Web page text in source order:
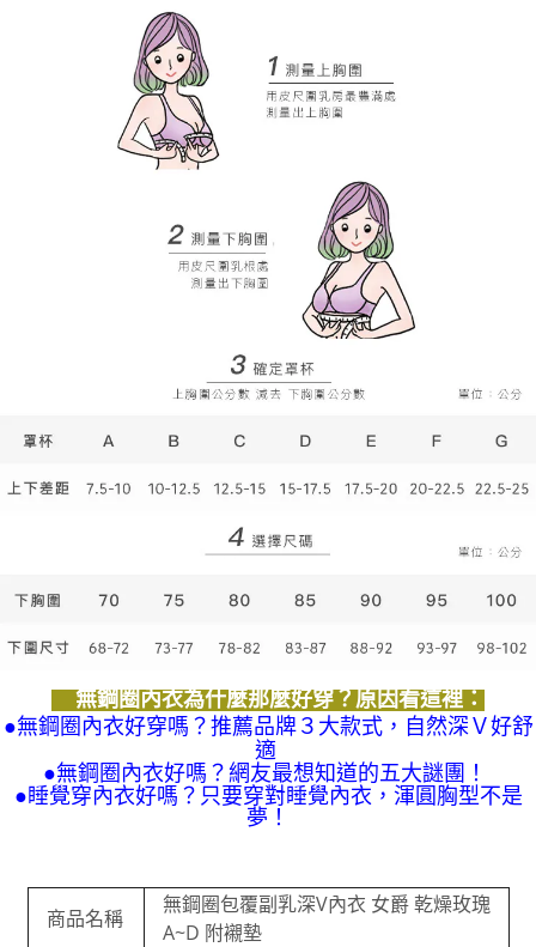
無鋼圈內衣為什麼那麼好穿？原因看這裡：
●無鋼圈內衣好穿嗎？推薦品牌３大款式，自然深Ｖ好舒
適
●無鋼圈內衣好嗎？網友最想知道的五大謎團！
●睡覺穿內衣好嗎？只要穿對睡覺內衣，渾圓胸型不是
夢！
商品名稱
無鋼圈包覆副乳深V內衣 女爵 乾燥玫瑰
A~D 附襯墊